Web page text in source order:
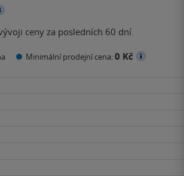
ceny za posledních 60 dní.
Minimální prodejní cena:0 Kč